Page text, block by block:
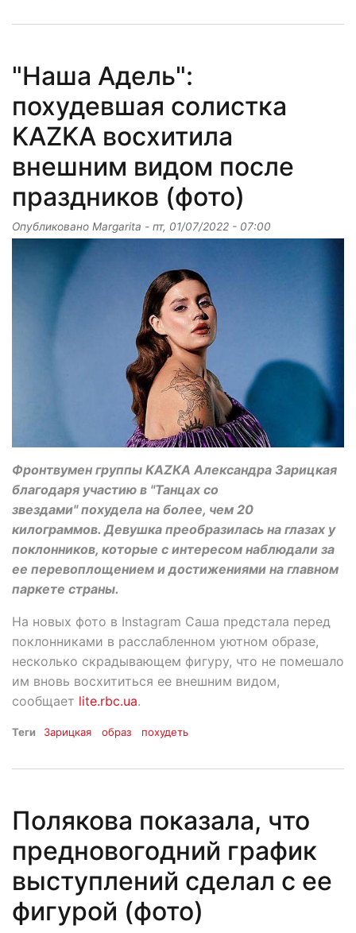
"Наша Адель":
похудевшая солистка
KAZKA восхитила
внешним видом после
праздников (фото)
Опубликовано Margarita - пт, 01/07/2022 - 07:00
Фронтвумен группы KAZKA Александра Зарицкая
благодаря участию в "Танцах со
звездами" похудела на более, чем 20
килограммов. Девушка преобразилась на глазах у
поклонников, которые с интересом наблюдали за
ее перевоплощением и достижениями на главном
паркете страны.
На новых фото в Instagram Саша предстала перед
поклонниками в расслабленном уютном образе,
несколько скрадывающем фигуру, что не помешало
им вновь восхититься ее внешним видом,
сообщает lite.rbc.ua.
Теги Зарицкая образ похудеть
Полякова показала, что
предновогодний график
выступлений сделал с ее
фигурой (фото)